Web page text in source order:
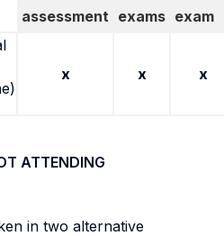
assessment exams exam
x x x
ATTENDING
in two alternative